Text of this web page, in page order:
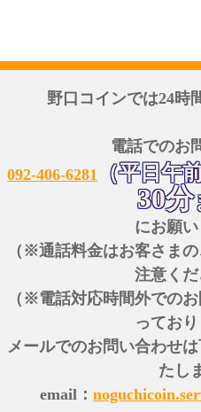
野口コインでは24時
電話でのお
092-406-6281
（平日午
30分
にお願い
（※通話料金はお客さま
注意くだ
（※電話対応時間外での
っており
メールでのお問い合わせ
たし
email：